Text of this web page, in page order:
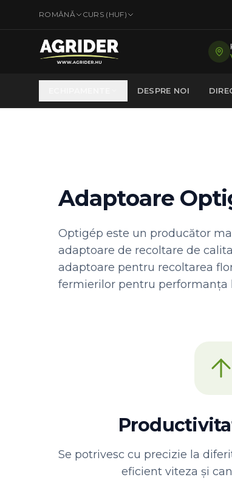
ROMÂNĂ CURS ( HUF)
DESPRE NOI
Adaptoare
Optigép este un producător
adaptoare de recoltare de
adaptoare pentru recoltarea
fermierilor pentru performanța
Se potrivesc cu precizie la
eficient viteza și